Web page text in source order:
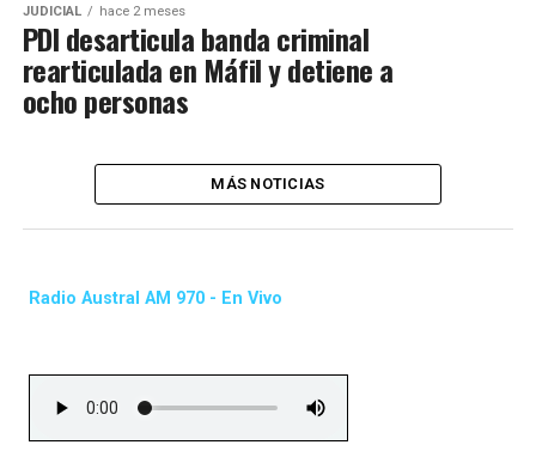
JUDICIAL hace 2 meses
PDI desarticula banda criminal
rearticulada en Máfil y detiene a
ocho personas
MÁS NOTICIAS
Radio Austral AM 970 - En Vivo